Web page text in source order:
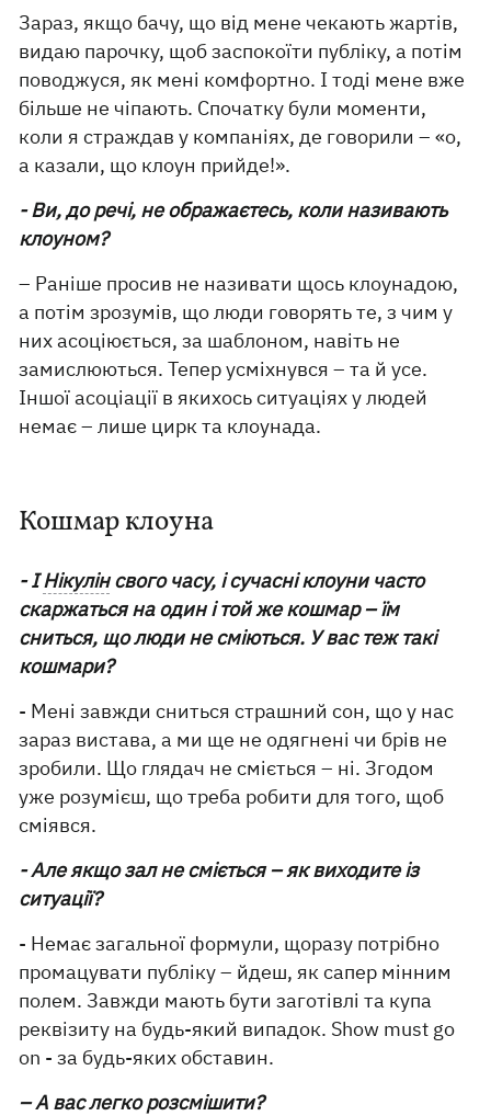
Зараз, якщо бачу, що від мене чекають жартів,
видаю парочку, щоб заспокоїти публіку, а потім
поводжуся, як мені комфортно. І тоді мене вже
більше не чіпають. Спочатку були моменти,
коли я страждав у компаніях, де говорили – «о,
а казали, що клоун прийде!».
- Ви, до речі, не ображаєтесь, коли називають
клоуном?
– Раніше просив не називати щось клоунадою,
а потім зрозумів, що люди говорять те, з чим у
них асоціюється, за шаблоном, навіть не
замислюються. Тепер усміхнувся – та й усе.
Іншої асоціації в якихось ситуаціях у людей
немає – лише цирк та клоунада.
Кошмар клоуна
- ІНікулінсвого часу, і сучасні клоуни часто
скаржаться на один і той же кошмар – їм
сниться, що люди не сміються. У вас теж такі
кошмари?
- Мені завжди сниться страшний сон, що у нас
зараз вистава, а ми ще не одягнені чи брів не
зробили. Що глядач не сміється – ні. Згодом
уже розумієш, що треба робити для того, щоб
сміявся.
- Але якщо зал не сміється – як виходите із
ситуації?
- Немає загальної формули, щоразу потрібно
промацувати публіку – йдеш, як сапер мінним
полем. Завжди мають бути заготівлі та купа
реквізиту на будь-який випадок. Show must go
on - за будь-яких обставин.
– А вас легко розсмішити?